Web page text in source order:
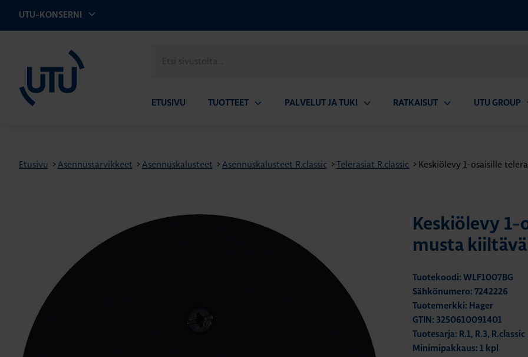
UTU-KONSERNI
sivustolta
ETUSIVU TUOTTEET PALVELUT JA TUKI RATKAISUT UTU GROUP
Etusivu >Asennustarvikkeet >Asennuskalusteet >Asennuskalusteet R.classic >Telerasiat R.classic > Keskiölevy 1-osaisille
Keskiölevy 1-
musta kiiltävä
Tuotekoodi: WLF1007BG
Sähkönumero: 7242226
Tuotemerkki: Hager
GTIN: 3250610091401
Tuotesarja: R.1, R.3, R.classic
Minimipakkaus: 1 kpl